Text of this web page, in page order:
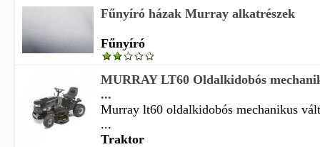
Fűnyíró házak Murray alkatrészek
Fűnyíró
MURRAY LT60 Oldalkidobós
...
Murray lt60 oldalkidobós mechanikus
...
Traktor